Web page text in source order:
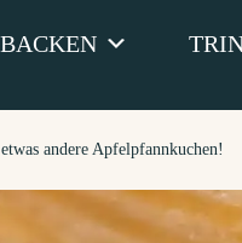
BACKEN
andere Apfelpfannkuchen!